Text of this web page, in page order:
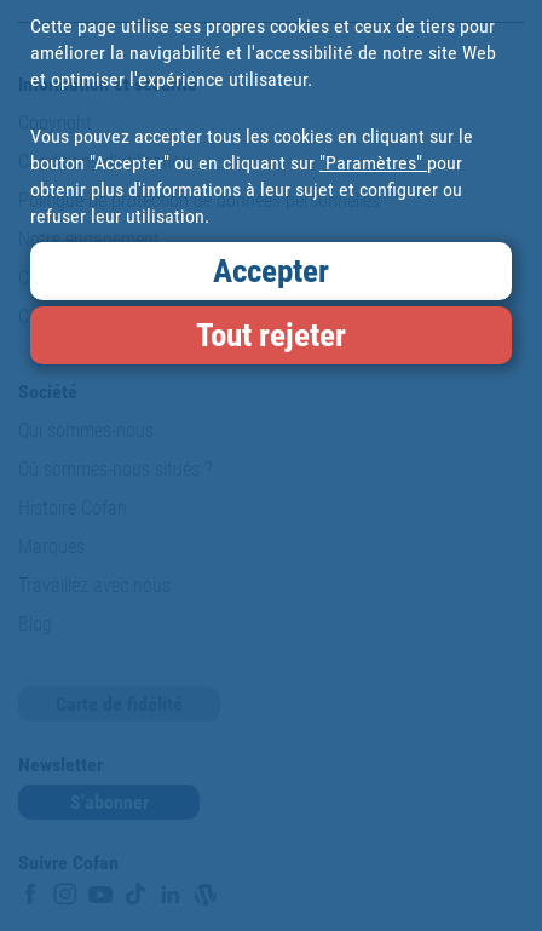
Information et sécurité
Conditions d'utilisation
Politique de protection de données personnelles
Notre engagement
Cookies
Cette page utilise ses propres cookies et ceux de tiers pour
améliorer la navigabilité et l'accessibilité de notre site Web
et optimiser l'expérience utilisateur.
Vous pouvez accepter tous les cookies en cliquant sur le
bouton "Accepter" ou en cliquant sur "Paramètres" pour
obtenir plus d'informations à leur sujet et configurer ou
refuser leur utilisation.
Accepter
Tout rejeter